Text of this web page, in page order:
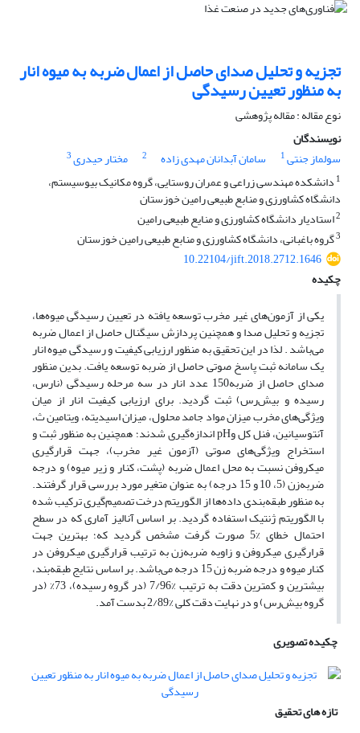
تجزیه و تحلیل صدای حاصل از اعمال ضربه به میوه انار
به منظور تعیین رسیدگی
نوع مقاله : مقاله پژوهشی
نویسندگان
سولماز جنتی1 سامان آبدانان مهدی زاده 2 مختار حیدری3
1 دانشکده مهندسی‌ زراعی و عمران روستایی، گروه مکانیک بیوسیستم،
دانشگاه کشاورزی و منابع طبیعی رامین خوزستان
2استادیار دانشگاه کشاورزی و منایع طبیعی رامین
3گروه باغبانی، دانشگاه کشاورزی و منابع طبیعی رامین خوزستان
10.22104/jift.2018.2712.1646
چکیده
یکی از آزمون‌های غیر مخرب توسعه یافته در تعیین رسیدگی میوه‌ها،
تجزیه و تحلیل صدا و همچنین پردازش سیگنال حاصل از اعمال ضربه
می‌باشد . لذا در این تحقیق به منظور ارزیابی کیفیت‌ و رسیدگی میوه انار
یک سامانه ثبت پاسخ صوتی حاصل از ضربه توسعه یافت. بدین منظور
صدای حاصل از ضربه150 عدد انار در سه مرحله رسیدگی (نارس،
رسیده و بیش‌رس) ثبت گردید. برای ارزیابی کیفیت انار از میان
ویژگی‌های مخرب میزان مواد جامد محلول، میزان اسیدیته، ویتامین ث،
آنتوسیانین، فنل کل وpH اندازه‌گیری شدند؛ همچنین به منظور ثبت و
استخراج ویژگی‌های صوتی (آزمون غیر مخرب)، جهت قرارگیری
میکروفن نسبت به محل اعمال ضربه (پشت، کنار و زیر میوه) و درجه
ضربه‌زن (5، 10 و 15 درجه) به عنوان متغیر مورد بررسی قرار گرفتند.
به منظور طبقه‌بندی داده‌ها از الگوریتم درخت تصمیم‌گیری ترکیب شده
با الگوریتم ژنتیک استفاده گردید. بر اساس آنالیز آماری که در سطح
احتمال خطای %5 صورت گرفت مشخص گردید که؛ بهترین جهت
قرارگیری میکروفن و زاویه ضربه‌زن به ترتیب قرارگیری میکروفن در
کنار میوه و درجه ضربه زن 15 درجه می‌باشد. بر اساس نتایج طبقه‌بند،
بیشترین و کمترین دقت به ترتیب %7/96 (در گروه رسیده)، 73% (در
گروه بیش‌رس) و در نهایت دقت کلی %2/89 بدست آمد.
چکیده تصویری
تازه های تحقیق